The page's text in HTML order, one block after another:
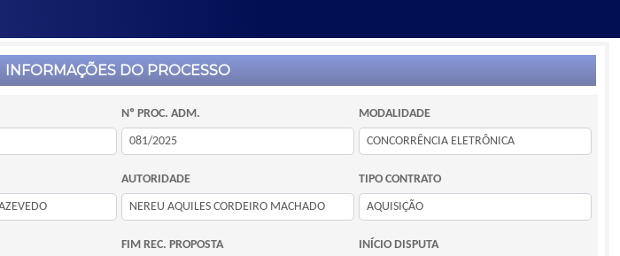
INFORMAÇÕES DO PROCESSO
Nº PROC. ADM. MODALIDADE
AUTORIDADE TIPO CONTRATO
FIM REC. PROPOSTA INÍCIO DISPUTA